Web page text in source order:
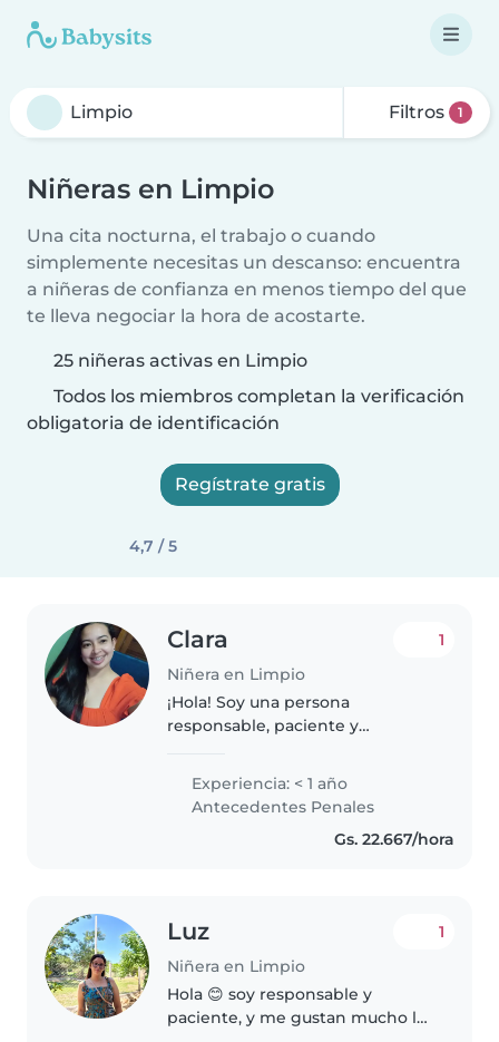
Filtros 1
Niñeras en Limpio
Una cita nocturna, el trabajo o cuando
simplemente necesitas un descanso: encuentra
a niñeras de confianza en menos tiempo del que
te lleva negociar la hora de acostarte.
25 niñeras activas en Limpio
Todos los miembros completan la verificación
obligatoria de identificación
Regístrate gratis
4,7 / 5
Clara
Niñera en Limpio
1
¡Hola! Soy una persona
responsable, paciente y
formación en Nutrición y Auxiliar
de Enfermería. Tengo
experiencia con niños de todas
las edades y estoy certificada..
Experiencia: < 1 año
Antecedentes Penales
Gs. 22.667/hora
Luz
Niñera en Limpio
1
Hola 😊 soy responsable y
paciente, y me gustan mucho los